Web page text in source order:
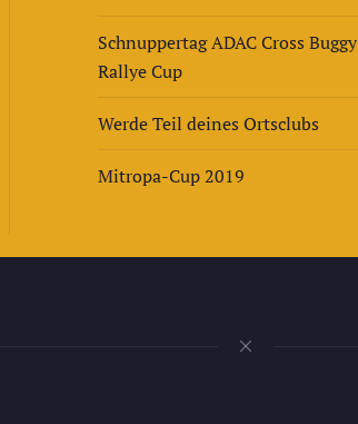
Schnuppertag ADAC Cross Buggy
Rallye Cup
Werde Teil deines Ortsclubs
Mitropa-Cup 2019